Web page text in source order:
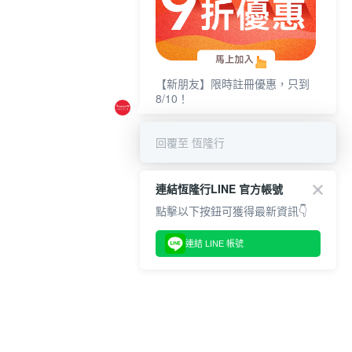
【新朋友】限時註冊優惠，只到
8/10！
回覆至 恆隆行
連結恆隆行LINE 官方帳號
點擊以下按鈕可獲得最新資訊👇
連結 LINE 帳號